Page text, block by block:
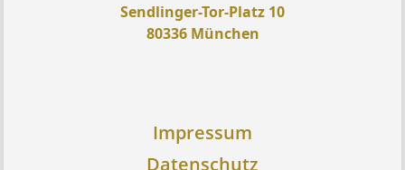
Sendlinger-Tor-Platz 10
80336 München
Impressum
Datenschutz